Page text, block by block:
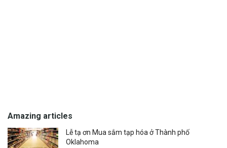
Amazing articles
Lễ tạ ơn Mua sắm tạp hóa ở Thành phố
Oklahoma